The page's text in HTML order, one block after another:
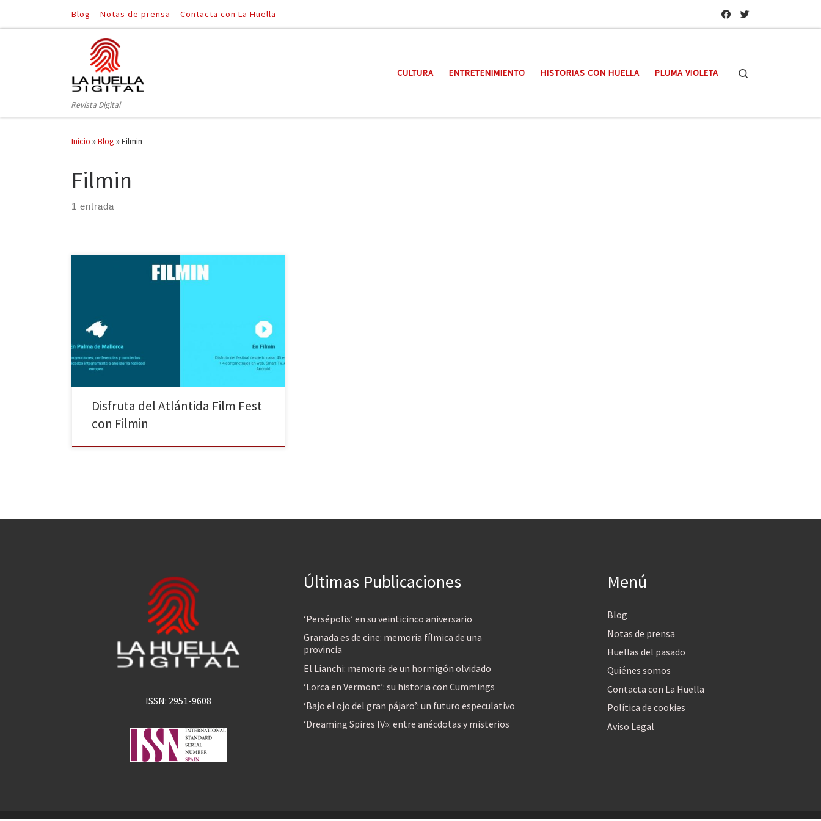
Saltar al contenido
Blog Notas de prensa Contacta con La Huella
Revista Digital
CULTURA ENTRETENIMIENTO HISTORIAS CON HUELLA PLUMA VIOLETA
Inicio »Blog »Filmin
Filmin
1 entrada
Aunque este año los Blogos de Oro no entregarán
celebrará del 27 de junio al 27 de julio y del que
tenéis toda la información
en https://www.filmin.es/atlantida, quieren invitaros a
disfrutar de buen cine en […]
Disfruta del Atlántida Film Fest
con Filmin
ISSN: 2951-9608
Últimas Publicaciones
‘Persépolis’ en su veinticinco aniversario
Granada es de cine: memoria fílmica de una
provincia
El Lianchi: memoria de un hormigón olvidado
‘Lorca en Vermont’: su historia con Cummings
‘Bajo el ojo del gran pájaro’: un futuro especulativo
‘Dreaming Spires IV»: entre anécdotas y misterios
Menú
Blog
Notas de prensa
Huellas del pasado
Quiénes somos
Contacta con La Huella
Política de cookies
Aviso Legal